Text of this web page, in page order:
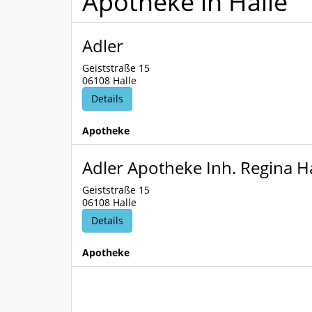
Adler
Geiststraße 15
06108 Halle
Details
Apotheke
Adler Apotheke Inh. Regina
Geiststraße 15
06108 Halle
Details
Apotheke